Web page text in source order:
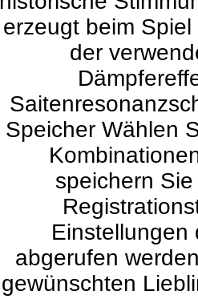
erzeugt beim
der
Speicher Wählen
speichern
Einstellungen
abgerufen
gewünschten